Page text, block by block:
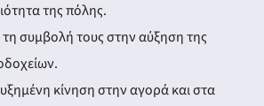
της πόλης.
συμβολή τους στην αύξηση της
κίνηση στην αγορά και στα